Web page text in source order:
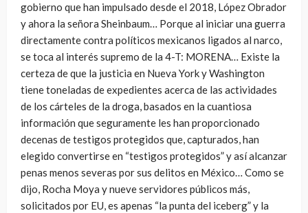
gobierno que han impulsado desde el 2018, López Obrador
y ahora la señora Sheinbaum… Porque al iniciar una guerra
directamente contra políticos mexicanos ligados al narco,
se toca al interés supremo de la 4-T: MORENA… Existe la
certeza de que la justicia en Nueva York y Washington
tiene toneladas de expedientes acerca de las actividades
de los cárteles de la droga, basados en la cuantiosa
información que seguramente les han proporcionado
decenas de testigos protegidos que, capturados, han
elegido convertirse en “testigos protegidos” y así alcanzar
penas menos severas por sus delitos en México… Como se
dijo, Rocha Moya y nueve servidores públicos más,
solicitados por EU, es apenas “la punta del iceberg” y la